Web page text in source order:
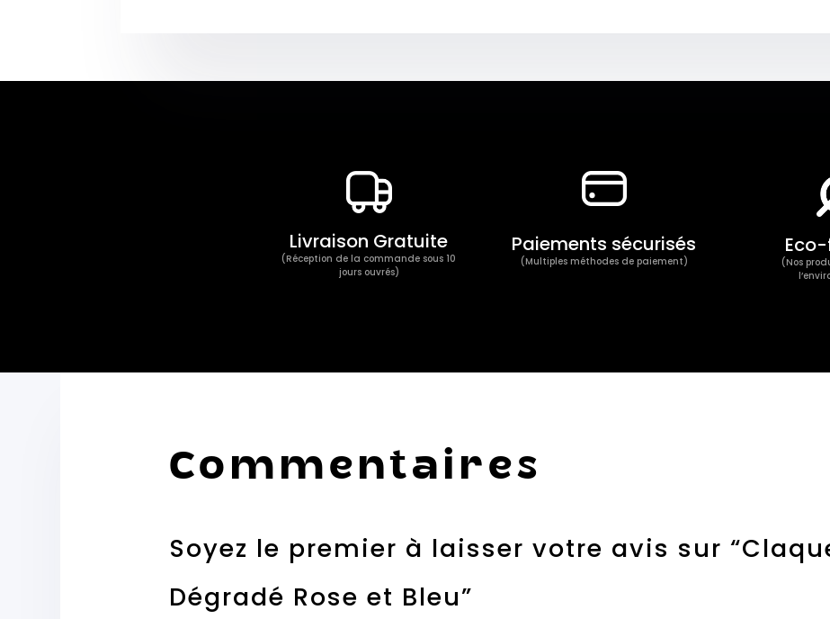
Livraison Gratuite
(Réception de la commande sous 10
jours ouvrés)
Paiements sécurisés
(Multiples méthodes de paiement)
(Nos
Commentaires
Soyez le premier à laisser votre avis sur
Dégradé Rose et Bleu”